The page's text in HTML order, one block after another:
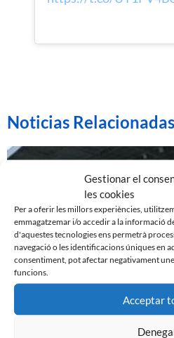
Gestionar el
les cookies
Per a oferir les millors experiències,
emmagatzemar i/o accedir a la informació
d'aquestes tecnologies ens permetrà
navegació o les identificacions úniques en
consentiment, pot afectar negativament
funcions.
Acceptar
Noticias Relacionadas
EL SABADELL EMPATA